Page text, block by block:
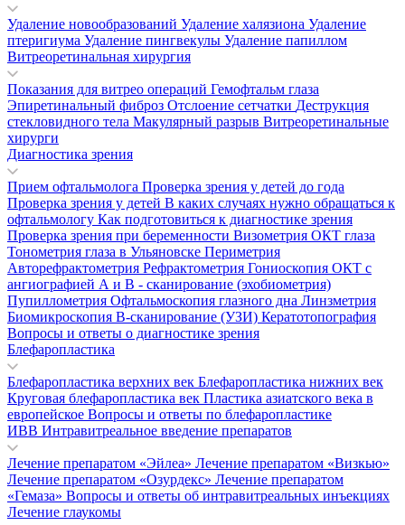
Удаление новообразований Удаление халязиона Удаление
птеригиума Удаление пингвекулы Удаление папиллом
Витреоретинальная хирургия
Показания для витрео операций Гемофтальм глаза
Эпиретинальный фиброз Отслоение сетчатки Деструкция
стекловидного тела Макулярный разрыв Витреоретинальные
хирурги
Диагностика зрения
Прием офтальмолога Проверка зрения у детей до года
Проверка зрения у детей В каких случаях нужно обращаться к
офтальмологу Как подготовиться к диагностике зрения
Проверка зрения при беременности Визометрия ОКТ глаза
Тонометрия глаза в Ульяновске Периметрия
Авторефрактометрия Рефрактометрия Гониоскопия ОКТ с
ангиографией А и В - сканирование (эхобиометрия)
Пупиллометрия Офтальмоскопия глазного дна Линзметрия
Биомикроскопия В-сканирование (УЗИ) Кератотопография
Вопросы и ответы о диагностике зрения
Блефаропластика
Блефаропластика верхних век Блефаропластика нижних век
Круговая блефаропластика век Пластика азиатского века в
европейское Вопросы и ответы по блефаропластике
ИВВ Интравитреальное введение препаратов
Лечение препаратом «Эйлеа» Лечение препаратом «Визкью»
Лечение препаратом «Озурдекс» Лечение препаратом
«Гемаза» Вопросы и ответы об интравитреальных инъекциях
Лечение глаукомы